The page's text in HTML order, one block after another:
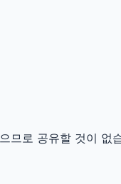
므로 공유할 것이 없